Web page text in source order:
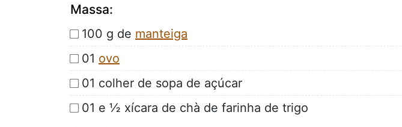
Massa:
100 g de manteiga
01 ovo
01 colher de sopa de açúcar
01 e ½ xícara de chà de farinha de trigo